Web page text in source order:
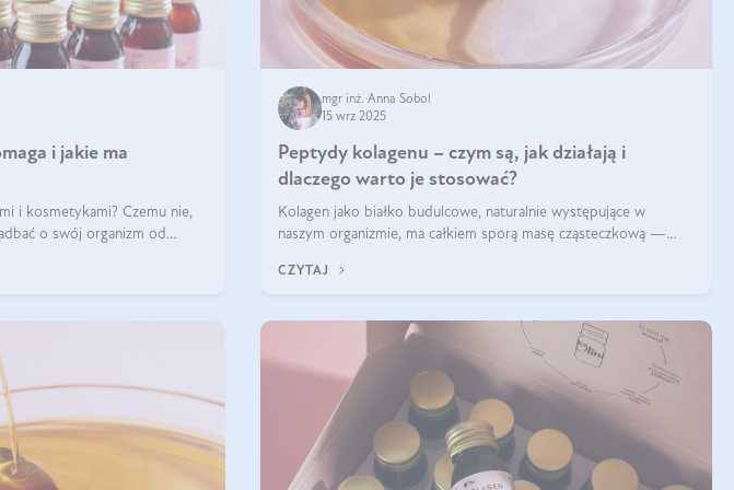
i jakie ma
i kosmetykami? Czemu nie,
o swój organizm od
i atrakcyjnie. Stosowanie
mgr inż. Anna Sobol
15 wrz 2025
Peptydy kolagenu – czym są, jak działają i
dlaczego warto je stosować?
Kolagen jako białko budulcowe, naturalnie występujące w
naszym organizmie, ma całkiem sporą masę cząsteczkową —
formie, byłby trudno strawialny. Aby był lepiej przyswajalny i
CZYTAJ